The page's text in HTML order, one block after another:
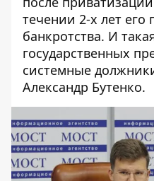
течении 2-х лет его
банкротства. И
государственных
системные
Александр Бутенко.